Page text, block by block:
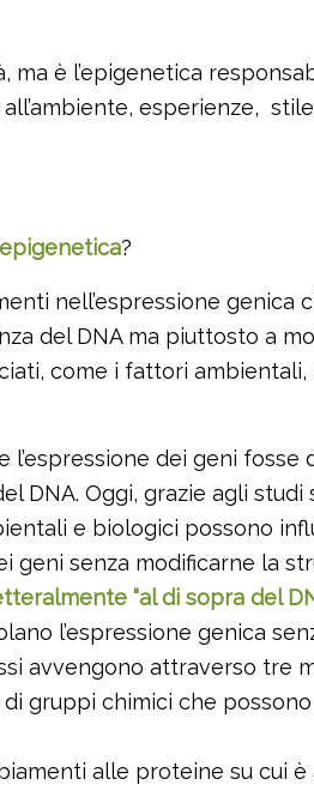
ma è l’epigenetica
esperienze,
epigenetica?
nell’espressione genica
del DNA ma piuttosto a
come i fattori ambientali,
dei geni fosse
DNA. Oggi, grazie agli studi
e biologici possono
geni senza modificarne la
“al di sopra del
l’espressione genica
avvengono attraverso tre
di gruppi chimici che
alle proteine su cui